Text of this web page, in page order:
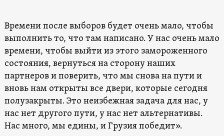
Времени после выборов будет очень мало, чтобы
выполнить то, что там написано. У нас очень мало
времени, чтобы выйти из этого замороженного
состояния, вернуться на сторону наших
партнеров и поверить, что мы снова на пути и
вновь нам открыты все двери, которые сегодня
полузакрыты. Это неизбежная задача для нас, у
нас нет другого пути, у нас нет альтернативы.
Нас много, мы едины, и Грузия победит».